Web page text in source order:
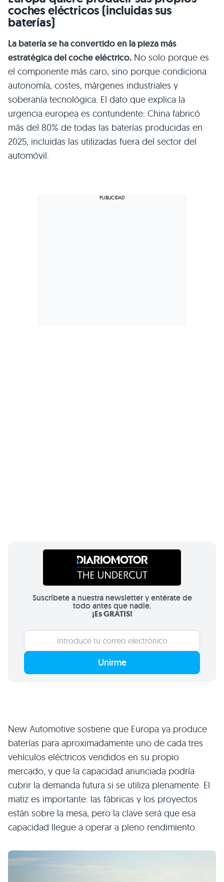
coches eléctricos (incluidas sus
baterías)
La batería se ha convertido en la pieza más
estratégica del coche eléctrico. No solo porque es
el componente más caro, sino porque condiciona
autonomía, costes, márgenes industriales y
soberanía tecnológica. El dato que explica la
urgencia europea es contundente: China fabricó
más del 80% de todas las baterías producidas en
2025, incluidas las utilizadas fuera del sector del
automóvil.
Suscríbete a nuestra newsletter y entérate de
todo antes que nadie.
¡Es GRATIS!
Unirme
New Automotive sostiene que Europa ya produce
baterías para aproximadamente uno de cada tres
vehículos eléctricos vendidos en su propio
mercado, y que la capacidad anunciada podría
cubrir la demanda futura si se utiliza plenamente. El
matiz es importante: las fábricas y los proyectos
están sobre la mesa, pero la clave será que esa
capacidad llegue a operar a pleno rendimiento.